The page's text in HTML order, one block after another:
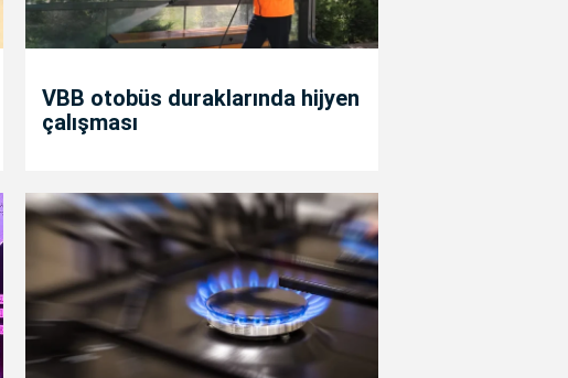
VBB otobüs duraklarında hijyen
çalışması